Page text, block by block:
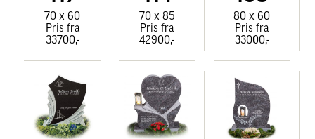
70 x 60
Pris fra
33700,-
70 x 85
Pris fra
42900,-
80 x 60
Pris fra
33000,-